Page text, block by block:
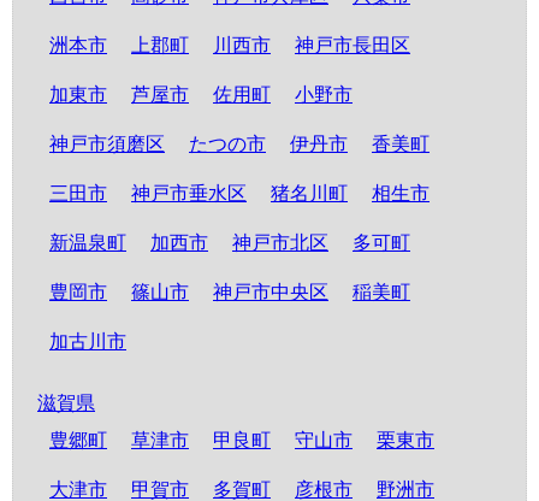
洲本市 上郡町 川西市 神戸市長田区
加東市 芦屋市 佐用町 小野市
神戸市須磨区 たつの市 伊丹市 香美町
三田市 神戸市垂水区 猪名川町 相生市
新温泉町 加西市 神戸市北区 多可町
豊岡市 篠山市 神戸市中央区 稲美町
加古川市
滋賀県
豊郷町
草津市 甲良町 守山市 栗東市
大津市 甲賀市 多賀町 彦根市 野洲市